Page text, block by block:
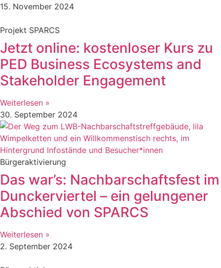
15. November 2024
Projekt SPARCS
Jetzt online: kostenloser Kurs zu
PED Business Ecosystems and
Stakeholder Engagement
Weiterlesen »
30. September 2024
Bürgeraktivierung
Das war’s: Nachbarschaftsfest im
Dunckerviertel – ein gelungener
Abschied von SPARCS
Weiterlesen »
2. September 2024